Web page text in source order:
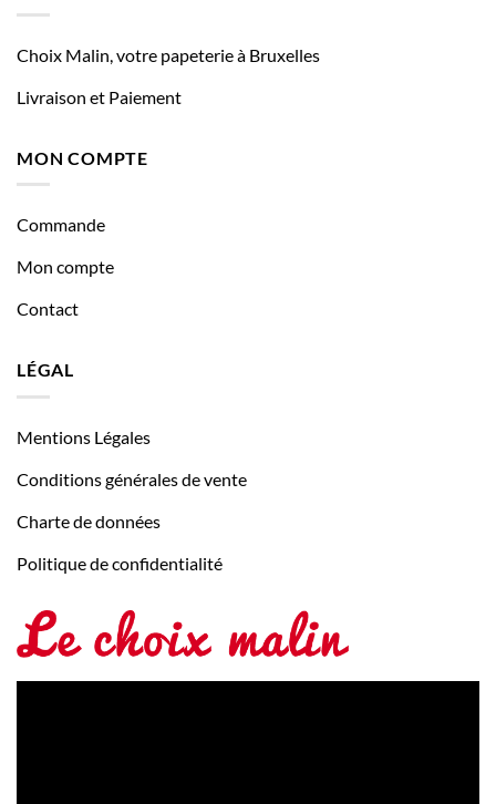
Choix Malin, votre papeterie à Bruxelles
Livraison et Paiement
MON COMPTE
Commande
Mon compte
Contact
LÉGAL
Mentions Légales
Conditions générales de vente
Charte de données
Politique de confidentialité